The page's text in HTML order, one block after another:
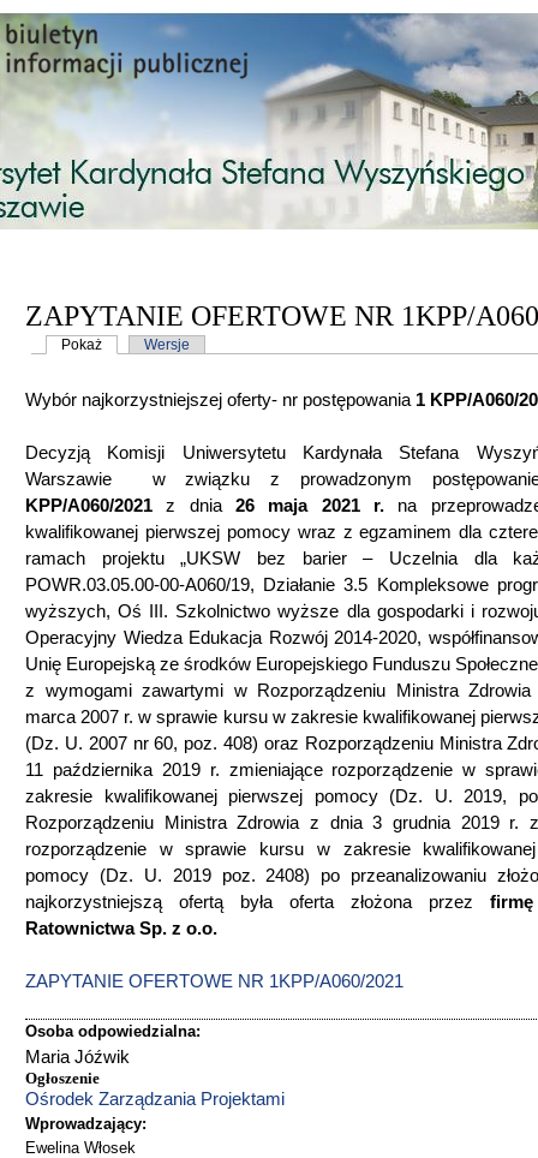
Przejdź do treści
ZAPYTANIE OFERTOWE NR 1KPP/
Karty podstawowe
Pokaż (aktywna karta)
Wersje
Wybór najkorzystniejszej oferty- nr postępowania 1 KPP/A060/
Decyzją Komisji Uniwersytetu Kardynała Stefana
Warszawie w związku z prowadzonym
KPP/A060/2021z dnia26 maja 2021 r. na
kwalifikowanej pierwszej pomocy wraz z egzaminem dla
ramach projektu „UKSW bez barier – Uczelnia dla
POWR.03.05.00-00-A060/19, Działanie 3.5 Kompleksowe
wyższych, Oś III. Szkolnictwo wyższe dla gospodarki i
Operacyjny Wiedza Edukacja Rozwój 2014-2020,
Unię Europejską ze środków Europejskiego Funduszu
z wymogami zawartymi w Rozporządzeniu Ministra
marca 2007 r. w sprawie kursu w zakresie kwalifikowanej
(Dz. U. 2007 nr 60, poz. 408) oraz Rozporządzeniu Ministra
11 października 2019 r. zmieniające rozporządzenie w
zakresie kwalifikowanej pierwszej pomocy (Dz. U. 2019,
Rozporządzeniu Ministra Zdrowia z dnia 3 grudnia 2019 r.
rozporządzenie w sprawie kursu w zakresie
pomocy (Dz. U. 2019 poz. 2408) po przeanalizowaniu
najkorzystniejszą ofertą była oferta złożona przez firmę
Ratownictwa Sp. z o.o.
ZAPYTANIE OFERTOWE NR 1KPP/A060/2021
Osoba odpowiedzialna:
Maria Jóźwik
Ogłoszenie
Ośrodek Zarządzania Projektami
Wprowadzający:
Ewelina Włosek